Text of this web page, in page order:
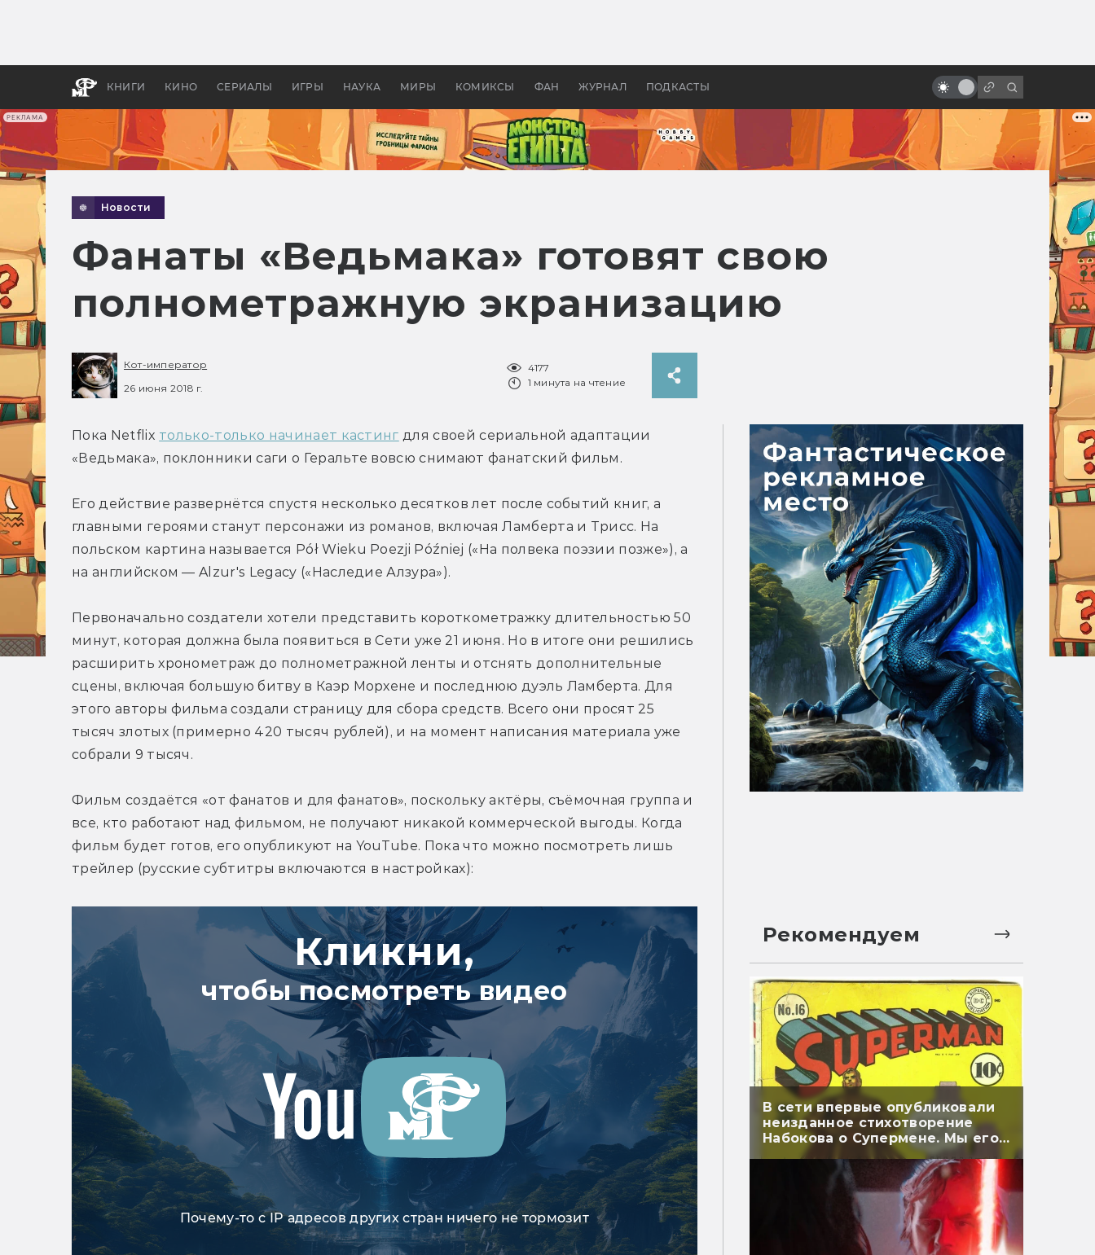
РЕКЛАМА
КНИГИ КИНО СЕРИАЛЫ ИГРЫ НАУКА МИРЫ КОМИКСЫ ФАН ЖУРНАЛ ПОДКАСТЫ
апокалипсис, в России —
бы «Властелина колец»
самые безумные кроссоверы
Новости
Фанаты «Ведьмака» готовят свою
полнометражную экранизацию
Кот-император
26 июня 2018 г.
4177
1 минута на чтение
Пока Netflix только-только начинает кастинг для своей сериальной адаптации
«Ведьмака», поклонники саги о Геральте вовсю снимают фанатский фильм.
Его действие развернётся спустя несколько десятков лет после событий книг, а
главными героями станут персонажи из романов, включая Ламберта и Трисс. На
польском картина называется Pół Wieku Poezji Później («На полвека поэзии позже»), а
на английском — Alzur's Legacy («Наследие Алзура»).
Первоначально создатели хотели представить короткометражку длительностью 50
минут, которая должна была появиться в Сети уже 21 июня. Но в итоге они решились
расширить хронометраж до полнометражной ленты и отснять дополнительные
сцены, включая большую битву в Каэр Морхене и последнюю дуэль Ламберта. Для
этого авторы фильма создали страницу для сбора средств. Всего они просят 25
тысяч злотых (примерно 420 тысяч рублей), и на момент написания материала уже
собрали 9 тысяч.
Фильм создаётся «от фанатов и для фанатов», поскольку актёры, съёмочная группа и
все, кто работают над фильмом, не получают никакой коммерческой выгоды. Когда
фильм будет готов, его опубликуют на YouTube. Пока что можно посмотреть лишь
трейлер (русские субтитры включаются в настройках):
Кликни,
чтобы посмотреть видео
Почему-то с IP адресов других стран ничего не тормозит
Рекомендуем
В сети впервые опубликовали
неизданное стихотворение
Набокова о Супермене. Мы его
перевели